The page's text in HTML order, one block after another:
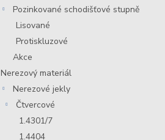
Pozinkované schodišťové stupně
Lisované
Protiskluzové
Akce
Nerezový materiál
Nerezové jekly
Čtvercové
1.4301/7
1.4404